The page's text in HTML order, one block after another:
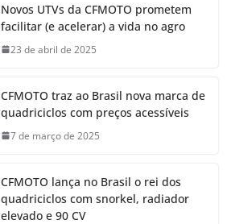
Novos UTVs da CFMOTO prometem
facilitar (e acelerar) a vida no agro
23 de abril de 2025
CFMOTO traz ao Brasil nova marca de
quadriciclos com preços acessíveis
7 de março de 2025
CFMOTO lança no Brasil o rei dos
quadriciclos com snorkel, radiador
elevado e 90 CV